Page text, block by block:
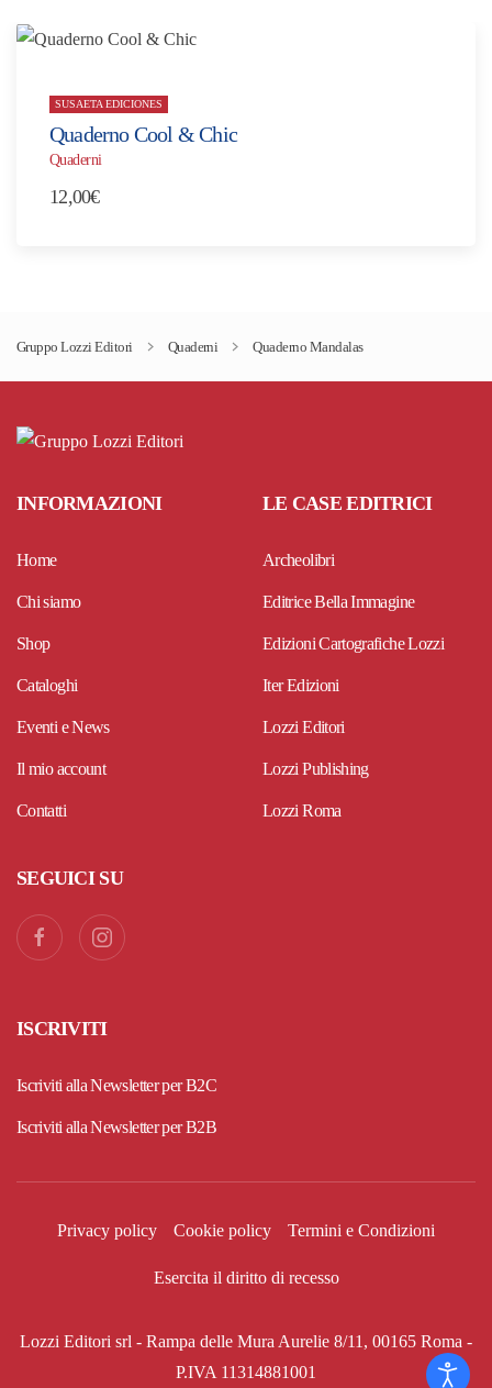
SUSAETA EDICIONES
Quaderno Cool & Chic
Quaderni
12,00€
Gruppo Lozzi Editori Quaderni Quaderno Mandalas
INFORMAZIONI
Home
Chi siamo
Shop
Cataloghi
Eventi e News
Il mio account
Contatti
LE CASE EDITRICI
Archeolibri
Editrice Bella Immagine
Edizioni Cartografiche Lozzi
Iter Edizioni
Lozzi Editori
Lozzi Publishing
Lozzi Roma
SEGUICI SU
ISCRIVITI
Iscriviti alla Newsletter per B2C
Iscriviti alla Newsletter per B2B
Privacy policy Cookie policy Termini e Condizioni
Esercita il diritto di recesso
Lozzi Editori srl - Rampa delle Mura Aurelie 8/11, 00165 Roma -
P.IVA 11314881001